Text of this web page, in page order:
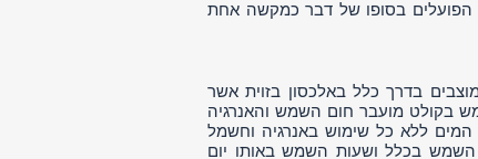
הפועלים בסופו של דבר כמקשה אחת
בדרך כלל באלכסון בזוית אשר
בקולט מועבר חום השמש והאנרגיה
ללא כל שימוש באנרגיה וחשמל
השמש בכלל ושעות השמש באותו יום